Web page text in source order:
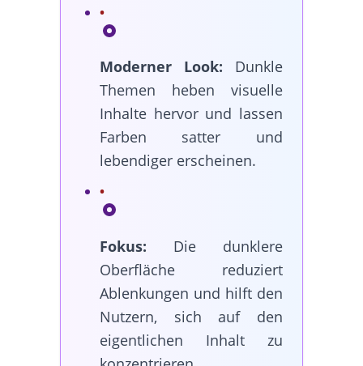
Moderner Look: Dunkle
Themen heben visuelle
Inhalte hervor und lassen
Farben satter und
lebendiger erscheinen.
Fokus: Die dunklere
Oberfläche reduziert
Ablenkungen und hilft den
Nutzern, sich auf den
eigentlichen Inhalt zu